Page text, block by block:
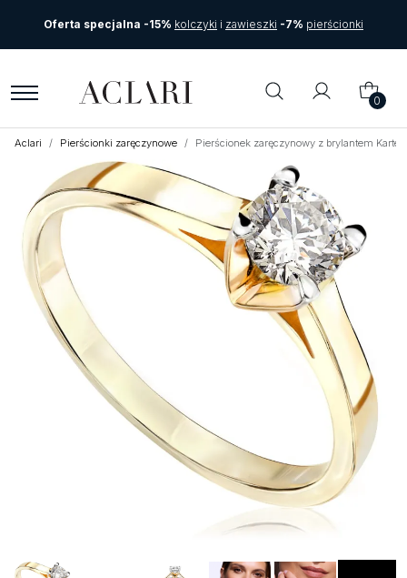
Oferta specjalna -15% kolczyki i zawieszki -7% pierścionki
0
Aclari Pierścionki zaręczynowe Pierścionek zaręczynowy z brylantem